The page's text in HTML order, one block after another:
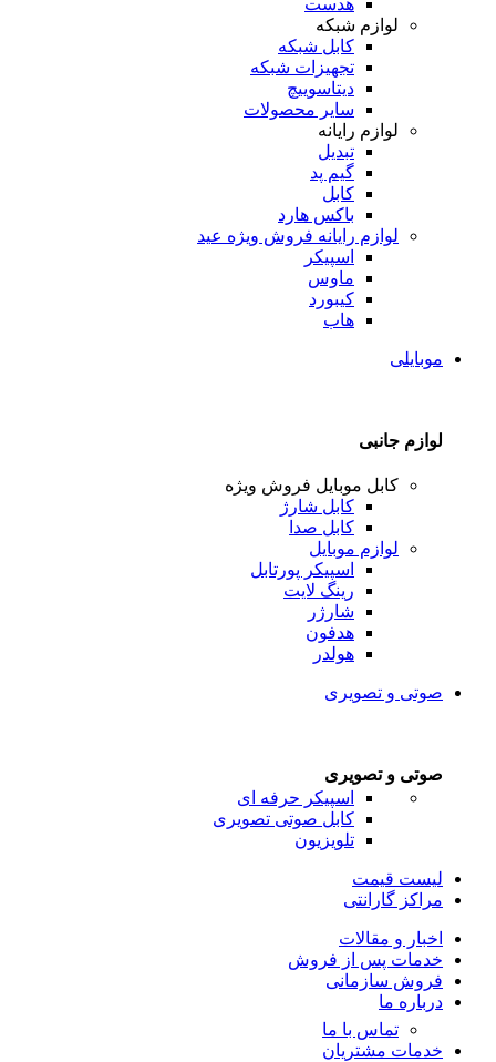
لوازم شبکه
کابل شبکه
تجهیزات شبکه
دیتاسوییچ
سایر محصولات
لوازم رایانه
تبدیل
گیم پد
کابل
باکس هارد
لوازم رایانه فروش ویژه عید
اسپیکر
ماوس
کیبورد
هاب
موبایلی
لوازم جانبی
کابل موبایل فروش ویژه
کابل شارژ
کابل صدا
لوازم موبایل
اسپیکر پورتابل
رینگ لایت
شارژر
هدفون
هولدر
صوتی و تصویری
صوتی و تصویری
اسپیکر حرفه ای
کابل صوتی تصویری
تلویزیون
لیست قیمت
مراکز گارانتی
اخبار و مقالات
خدمات پس از فروش
فروش سازمانی
درباره ما
تماس با ما
خدمات مشتریان